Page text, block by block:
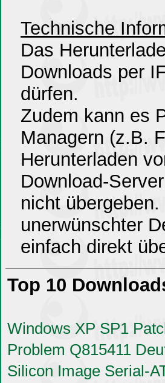
Technische
Das
Downloads per
dürfen.
Zudem kann es
Managern (z.B.
Herunterladen
Download-
nicht
unerwünschter
einfach direkt
Top 10
Windows XP SP1
Problem Q815411
Silicon Image Serial-